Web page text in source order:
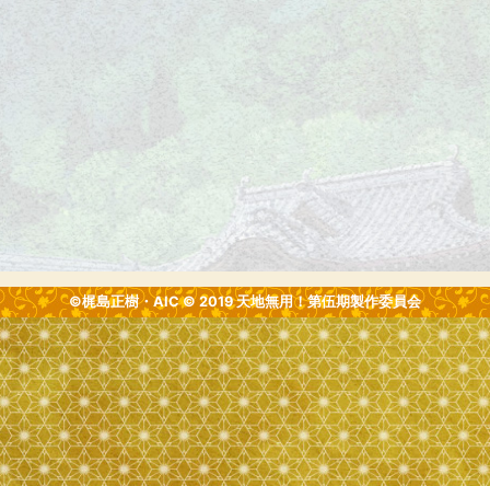
©梶島正樹・AIC © 2019 天地無用！第伍期製作委員会